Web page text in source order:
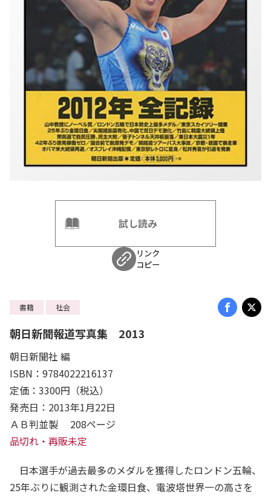
試し読み
リンク
コピー
書籍 社会
朝日新聞報道写真集 2013
朝日新聞社 編
ISBN：9784022216137
定価：3300円（税込）
発売日：2013年1月22日
ＡＢ判並製 208ページ
品切れ・再販未定
日本選手が過去最多のメダルを獲得したロンドン五輪、
25年ぶりに観測された金環日食、電波塔世界一の高さを